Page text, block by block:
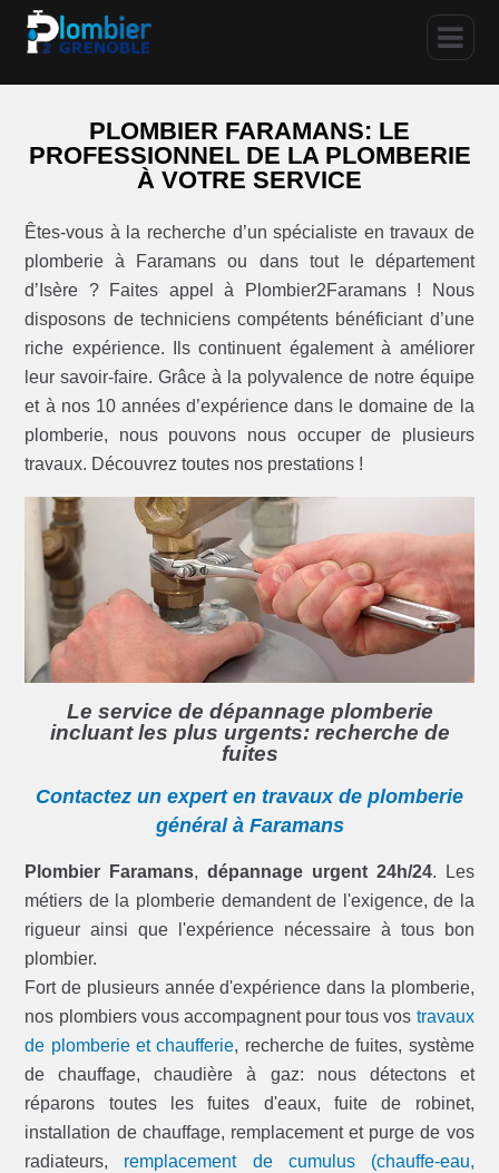
PLOMBIER FARAMANS: LE
PROFESSIONNEL DE LA PLOMBERIE
À VOTRE SERVICE
Êtes-vous à la recherche d’un spécialiste en travaux de
plomberie à Faramans ou dans tout le département
d’Isère ? Faites appel à Plombier2Faramans ! Nous
disposons de techniciens compétents bénéficiant d’une
riche expérience. Ils continuent également à améliorer
leur savoir-faire. Grâce à la polyvalence de notre équipe
et à nos 10 années d’expérience dans le domaine de la
plomberie, nous pouvons nous occuper de plusieurs
travaux. Découvrez toutes nos prestations !
Le service de dépannage plomberie
incluant les plus urgents: recherche de
fuites
Contactez un expert en travaux de plomberie
général à Faramans
Plombier Faramans,dépannage urgent 24h/24. Les
métiers de la plomberie demandent de l'exigence, de la
rigueur ainsi que l'expérience nécessaire à tous bon
plombier.
Fort de plusieurs année d'expérience dans la plomberie,
nos plombiers vous accompagnent pour tous vos travaux
de plomberie et chaufferie, recherche de fuites, système
de chauffage, chaudière à gaz: nous détectons et
réparons toutes les fuites d'eaux, fuite de robinet,
installation de chauffage, remplacement et purge de vos
radiateurs, remplacement de cumulus (chauffe-eau,